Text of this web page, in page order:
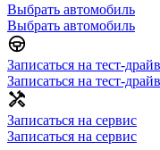
Выбрать автомобиль
Выбрать автомобиль
Записаться на тест-драйв
Записаться на тест-драйв
Записаться на сервис
Записаться на сервис